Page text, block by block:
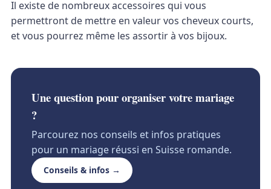
Il existe de nombreux accessoires qui vous
permettront de mettre en valeur vos cheveux courts,
et vous pourrez même les assortir à vos bijoux.
Une question pour organiser votre mariage
?
Parcourez nos conseils et infos pratiques
pour un mariage réussi en Suisse romande.
Conseils & infos →